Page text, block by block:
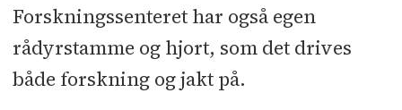
Forskningssenteret har også egen
rådyrstamme og hjort, som det drives
både forskning og jakt på.